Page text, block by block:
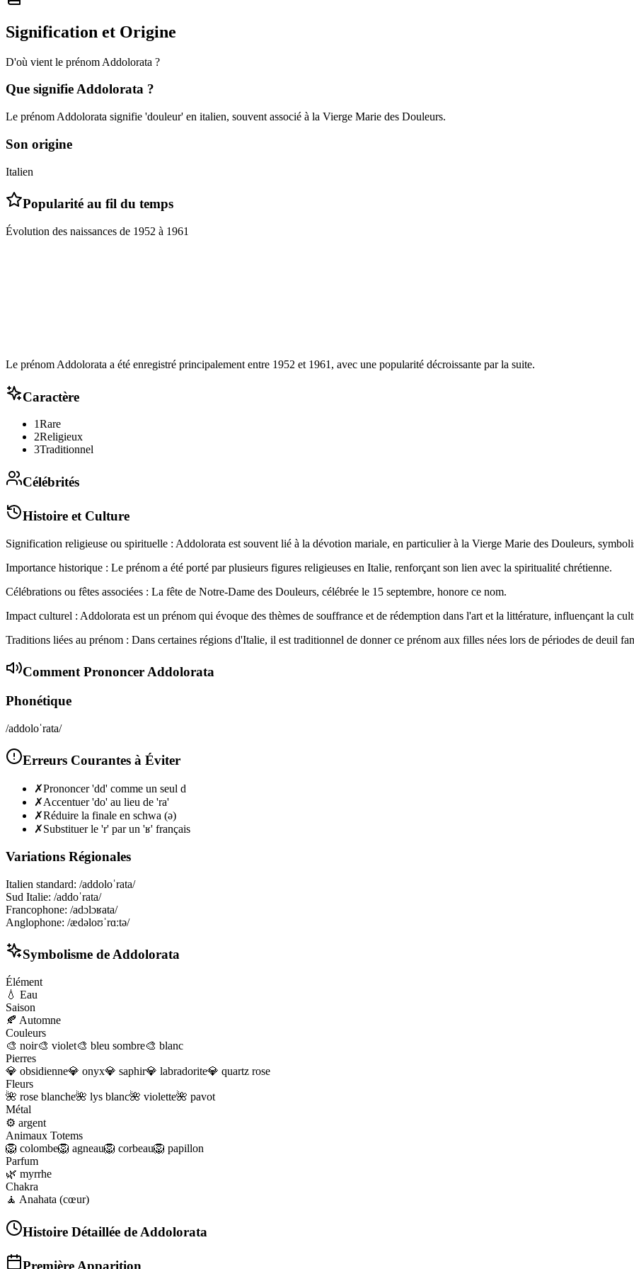
Signification et Origine
D'où vient le prénom Addolorata ?
Que signifieAddolorata ?
Le prénom Addolorata signifie 'douleur' en italien, souvent associé à la Vierge Marie des Douleurs.
Son origine
Italien
Popularité au fil du temps
Évolution des naissances de 1952 à 1961
Le prénom Addolorata a été enregistré principalement entre 1952 et 1961, avec une popularité décroissante par la suite.
Caractère
1Rare
2Religieux
3Traditionnel
Célébrités
Histoire et Culture
Signification religieuse ou spirituelle : Addolorata est souvent lié à la dévotion mariale, en particulier à la Vierge Marie des Douleurs,
Importance historique : Le prénom a été porté par plusieurs figures religieuses en Italie, renforçant son lien avec la spiritualité chrétienne.
Célébrations ou fêtes associées : La fête de Notre-Dame des Douleurs, célébrée le 15 septembre, honore ce nom.
Impact culturel : Addolorata est un prénom qui évoque des thèmes de souffrance et de rédemption dans l'art et la littérature, influençant la
Traditions liées au prénom : Dans certaines régions d'Italie, il est traditionnel de donner ce prénom aux filles nées lors de périodes de deuil
Comment PrononcerAddolorata
Phonétique
/addoloˈrata/
Erreurs Courantes à Éviter
✗Prononcer 'dd' comme un seul d
✗Accentuer 'do' au lieu de 'ra'
✗Réduire la finale en schwa (ə)
✗Substituer le 'r' par un 'ʁ' français
Variations Régionales
Italien standard: /addoloˈrata/
Sud Italie: /addoˈrata/
Francophone: /adɔlɔʁata/
Anglophone: /ædəloʊˈrɑːtə/
Symbolisme deAddolorata
Élément
💧 Eau
Saison
🍂 Automne
Couleurs
🎨 noir🎨 violet🎨 bleu sombre🎨 blanc
Pierres
💎 obsidienne💎 onyx💎 saphir💎 labradorite💎 quartz rose
Fleurs
🌺 rose blanche🌺 lys blanc🌺 violette🌺 pavot
Métal
⚙️ argent
Animaux Totems
🦁 colombe🦁 agneau🦁 corbeau🦁 papillon
Parfum
🌿 myrrhe
Chakra
🧘 Anahata (cœur)
Histoire Détaillée de Addolorata
Première Apparition